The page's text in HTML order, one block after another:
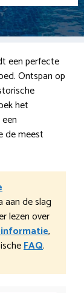
een perfecte
Ontspan op
het
de meest
aan de slag
lezen over
,
FAQ.